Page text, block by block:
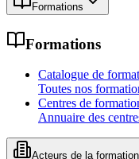
Formations
Formations
Catalogue de
Toutes nos
Centres de
Annuaire des
Acteurs de la formation